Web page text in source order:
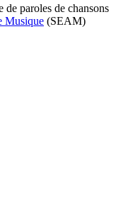
de paroles de chansons
Musique (SEAM)